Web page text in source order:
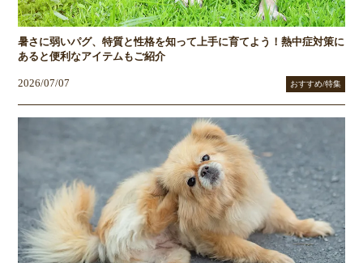
暑さに弱いパグ、特質と性格を知って上手に育てよう！熱中症対策に
あると便利なアイテムもご紹介
2026/07/07 おすすめ/特集